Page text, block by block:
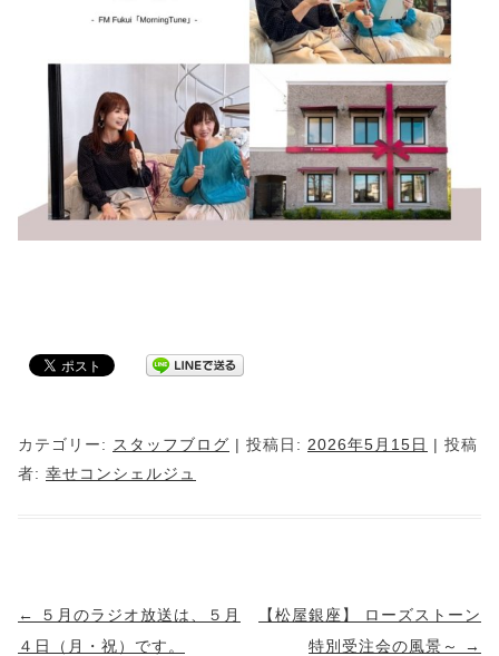
カテゴリー: スタッフブログ | 投稿日: 2026年5月15日 | 投稿
者: 幸せコンシェルジュ
投
稿
←
５月のラジオ放送は、５月
４日（月・祝）です。
【松屋銀座】 ローズストーン
特別受注会の風景～
→